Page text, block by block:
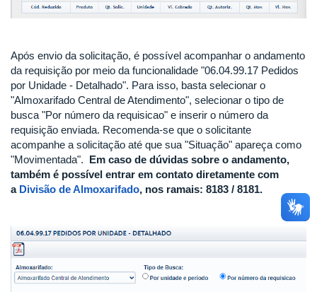
Após envio da solicitação, é possível acompanhar o andamento
da requisição por meio da funcionalidade "06.04.99.17 Pedidos
por Unidade - Detalhado". Para isso, basta selecionar o
"Almoxarifado Central de Atendimento", selecionar o tipo de
busca "Por número da requisicao" e inserir o número da
requisição enviada. Recomenda-se que o solicitante
acompanhe a solicitação até que sua "Situação" apareça como
"Movimentada". Em caso de dúvidas sobre o andamento,
também é possível entrar em contato diretamente com
a Divisão de Almoxarifado, nos ramais: 8183 / 8181.